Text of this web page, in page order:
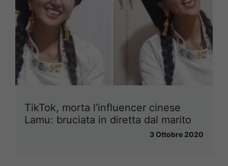
TikTok, morta l’influencer cinese
Lamu: bruciata in diretta dal marito
3 Ottobre 2020